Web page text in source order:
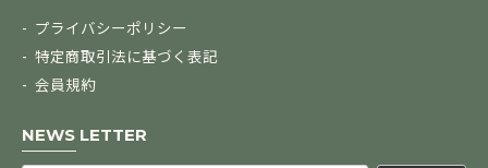
プライバシーポリシー
特定商取引法に基づく表記
会員規約
NEWS LETTER